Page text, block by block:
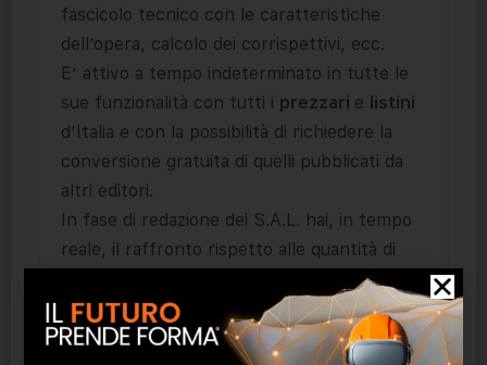
fascicolo tecnico con le caratteristiche
dell’opera, calcolo dei corrispettivi, ecc.
E’ attivo a tempo indeterminato in tutte le
sue funzionalità con tutti i prezzari e listini
d’Italia e con la possibilità di richiedere la
conversione gratuita di quelli pubblicati da
altri editori.
In fase di redazione dei S.A.L. hai, in tempo
reale, il raffronto rispetto alle quantità di
progetto sia per le voci a misura che per
quelle a corpo.
L’elaborazione dellibretto delle misuree